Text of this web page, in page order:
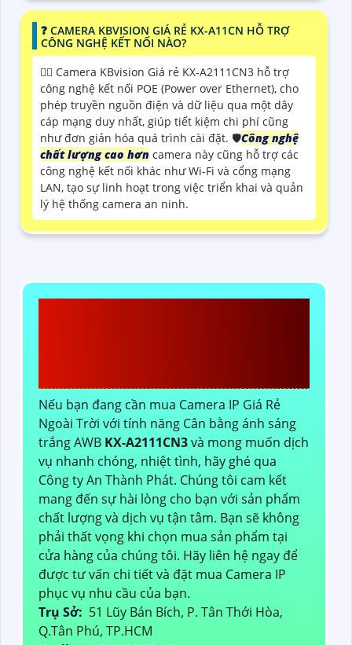
️❓ CAMERA KBVISION GIÁ RẺ KX-A11CN HỖ TRỢ
CÔNG NGHỆ KẾT NỐI NÀO?
🙆‍♀️ Camera KBvision Giá rẻ KX-A2111CN3 hỗ trợ
công nghệ kết nối POE (Power over Ethernet), cho
phép truyền nguồn điện và dữ liệu qua một dây
cáp mạng duy nhất, giúp tiết kiệm chi phí cũng
như đơn giản hóa quá trình cài đặt. 🛡Công nghệ
chất lượng cao hơn camera này cũng hỗ trợ các
công nghệ kết nối khác như Wi-Fi và cổng mạng
LAN, tạo sự linh hoạt trong việc triển khai và quản
lý hệ thống camera an ninh.
Nếu bạn đang cần mua Camera IP Giá Rẻ
Ngoài Trời với tính năng Cân bằng ánh sáng
trắng AWB KX-A2111CN3và mong muốn dịch
vụ nhanh chóng, nhiệt tình, hãy ghé qua
Công ty An Thành Phát. Chúng tôi cam kết
mang đến sự hài lòng cho bạn với sản phẩm
chất lượng và dịch vụ tận tâm. Bạn sẽ không
phải thất vọng khi chọn mua sản phẩm tại
cửa hàng của chúng tôi. Hãy liên hệ ngay để
được tư vấn chi tiết và đặt mua Camera IP
phục vụ nhu cầu của bạn.
Trụ Sở: 51 Lũy Bán Bích, P. Tân Thới Hòa,
Q.Tân Phú, TP.HCM